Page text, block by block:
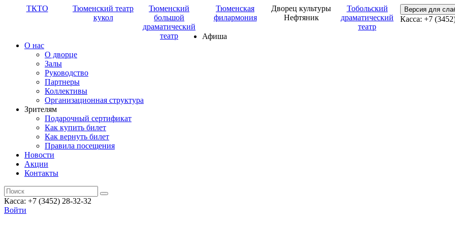
ТКТО
Тюменский театр
кукол
Тюменский
большой
драматический
театр
Тюменская
филармония
Дворец культуры
Нефтяник
Тобольский
драматический
театр
Версия для
Касса: +7
Афиша
О нас
О дворце
Залы
Руководство
Партнеры
Коллективы
Организационная структура
Зрителям
Подарочный сертификат
Как купить билет
Как вернуть билет
Правила посещения
Новости
Акции
Контакты
Касса: +7 (3452) 28-32-32
Войти